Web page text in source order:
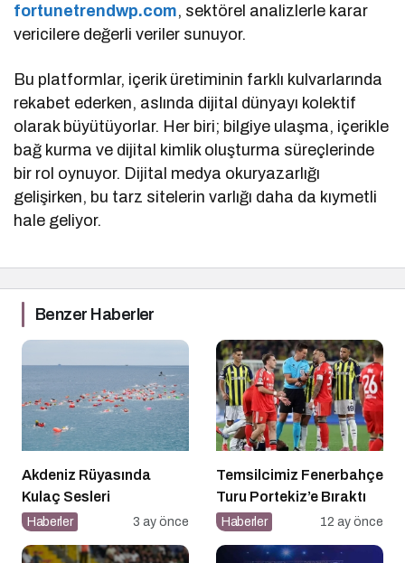
fortunetrendwp.com, sektörel analizlerle karar
vericilere değerli veriler sunuyor.
Bu platformlar, içerik üretiminin farklı kulvarlarında
rekabet ederken, aslında dijital dünyayı kolektif
olarak büyütüyorlar. Her biri; bilgiye ulaşma, içerikle
bağ kurma ve dijital kimlik oluşturma süreçlerinde
bir rol oynuyor. Dijital medya okuryazarlığı
gelişirken, bu tarz sitelerin varlığı daha da kıymetli
hale geliyor.
Benzer Haberler
Akdeniz Rüyasında
Kulaç Sesleri
Haberler 3 ay önce
Temsilcimiz Fenerbahçe
Turu Portekiz’e Bıraktı
Haberler 12 ay önce